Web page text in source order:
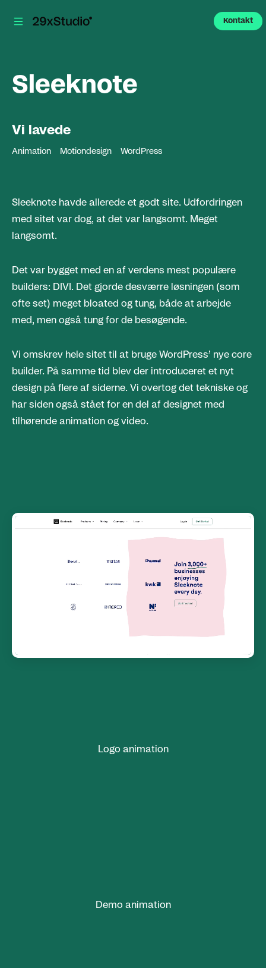
Kontakt
Sleeknote
Vi lavede
Animation Motiondesign WordPress
Sleeknote havde allerede et godt site. Udfordringen
med sitet var dog, at det var langsomt. Meget
langsomt.
Det var bygget med en af verdens mest populære
builders: DIVI. Det gjorde desværre løsningen (som
ofte set) meget bloated og tung, både at arbejde
med, men også tung for de besøgende.
Vi omskrev hele sitet til at bruge WordPress’ nye core
builder. På samme tid blev der introduceret et nyt
design på flere af siderne. Vi overtog det tekniske og
har siden også stået for en del af designet med
tilhørende animation og video.
Logo animation
Demo animation